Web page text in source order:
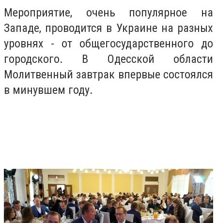
Мероприятие, очень популярное на
Западе, проводится в Украине на разных
уровнях - от общегосударственного до
городского. В Одесской области
Молитвенный завтрак впервые состоялся
в минувшем году.